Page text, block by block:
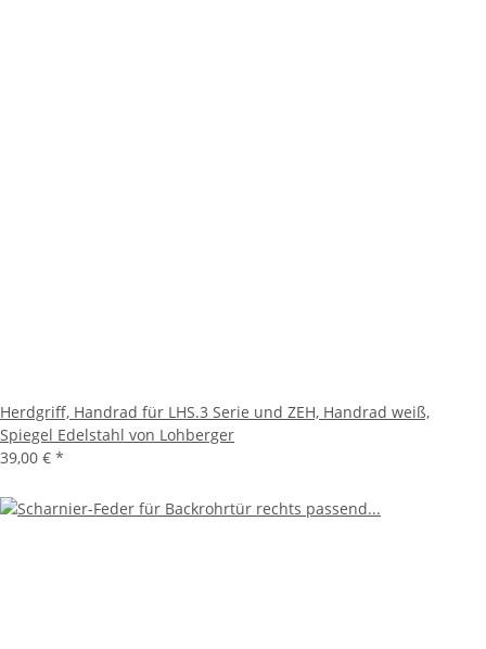
Herdgriff, Handrad für LHS.3 Serie und ZEH, Handrad weiß,
Spiegel Edelstahl von Lohberger
39,00 € *